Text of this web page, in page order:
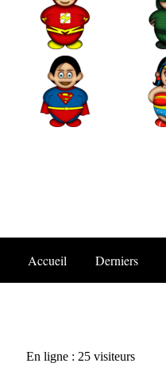
Accueil Derniers